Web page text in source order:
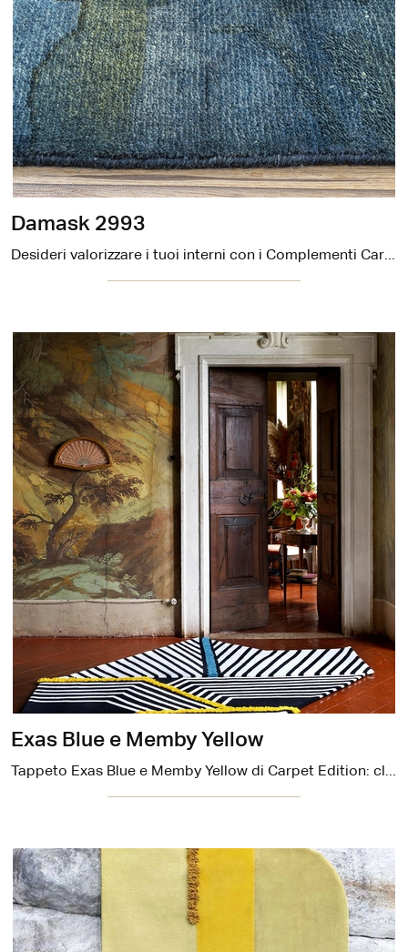
Damask 2993
Desideri valorizzare i tuoi interni con i Complementi Carpet Edition? Eccoti molteplici modelli di tappeti in tessuto come Damask 2993.
Exas Blue e Memby Yellow
Tappeto Exas Blue e Memby Yellow di Carpet Edition: clicca e scopri di più sui Complementi e tappeti design in tessuto del noto e rinomato brand!